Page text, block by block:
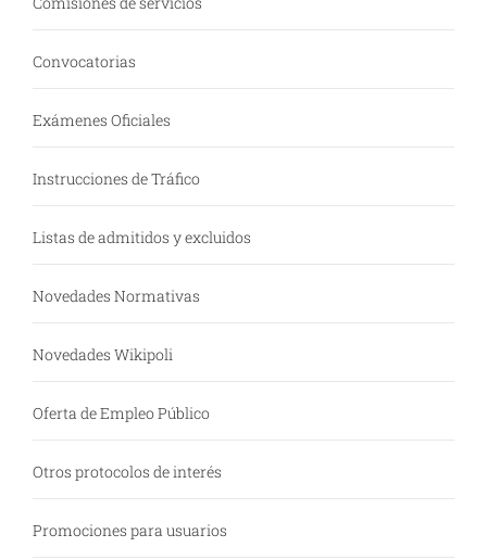
Convocatorias
Exámenes Oficiales
Instrucciones de Tráfico
Listas de admitidos y excluidos
Novedades Normativas
Novedades Wikipoli
Oferta de Empleo Público
Otros protocolos de interés
Promociones para usuarios